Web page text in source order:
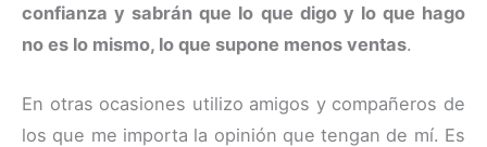
confianza y sabrán que lo que digo y lo que hago
no es lo mismo, lo que supone menos ventas.
En otras ocasiones utilizo amigos y compañeros de
los que me importa la opinión que tengan de mí. Es